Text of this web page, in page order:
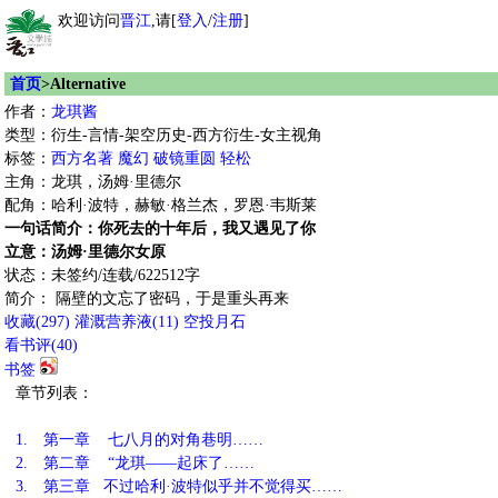
欢迎访问晋江,请[登入/注册]
首页>Alternative
作者： 龙琪酱
类型：衍生-言情-架空历史-西方衍生-女主视角
标签： 西方名著 魔幻 破镜重圆 轻松
主角：龙琪，汤姆·里德尔
配角：哈利·波特，赫敏·格兰杰，罗恩·韦斯莱
一句话简介：你死去的十年后，我又遇见了你
立意：汤姆·里德尔女原
状态：未签约/连载/622512字
简介： 隔壁的文忘了密码，于是重头再来
收藏(297) 灌溉营养液(11) 空投月石
看书评(40)
书签
章节列表：
1.
第一章 七八月的对角巷明……
2.
第二章 “龙琪——起床了……
3.
第三章 不过哈利·波特似乎并不觉得买……